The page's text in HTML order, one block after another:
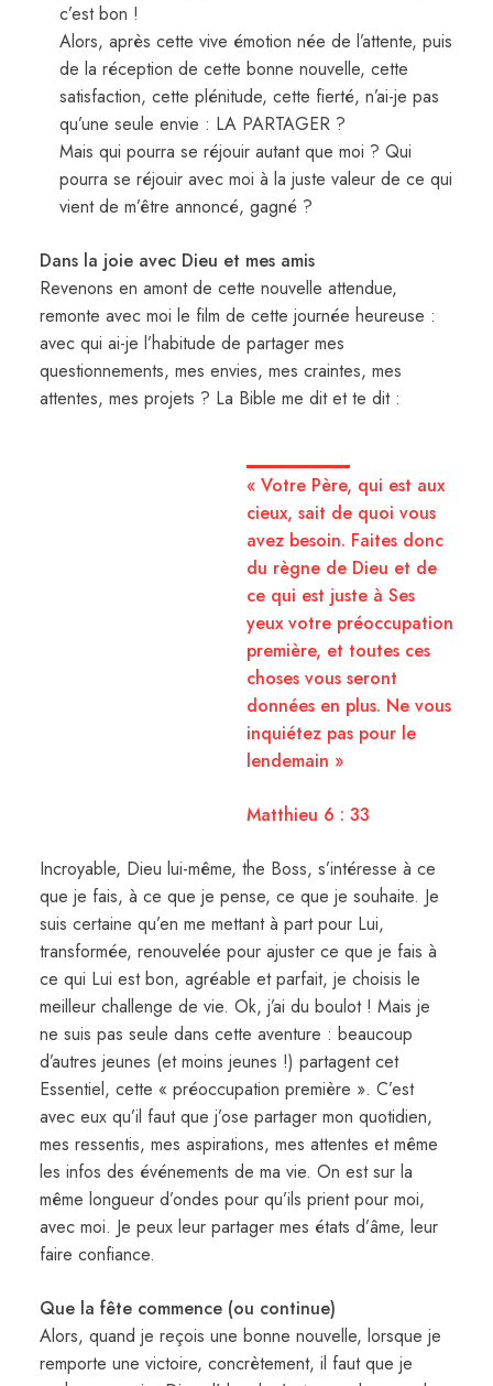
c’est bon !
Alors, après cette vive émotion née de l’attente, puis
de la réception de cette bonne nouvelle, cette
satisfaction, cette plénitude, cette fierté, n’ai-je pas
qu’une seule envie : LA PARTAGER ?
Mais qui pourra se réjouir autant que moi ? Qui
pourra se réjouir avec moi à la juste valeur de ce qui
vient de m’être annoncé, gagné ?
Dans la joie avec Dieu et mes amis
Revenons en amont de cette nouvelle attendue,
remonte avec moi le film de cette journée heureuse :
avec qui ai-je l’habitude de partager mes
questionnements, mes envies, mes craintes, mes
attentes, mes projets ? La Bible me dit et te dit :
« Votre Père, qui est aux
cieux, sait de quoi vous
avez besoin. Faites donc
du règne de Dieu et de
ce qui est juste à Ses
yeux votre préoccupation
première, et toutes ces
choses vous seront
données en plus. Ne vous
inquiétez pas pour le
lendemain »
Matthieu 6 : 33
Incroyable, Dieu lui-même, the Boss, s’intéresse à ce
que je fais, à ce que je pense, ce que je souhaite. Je
suis certaine qu’en me mettant à part pour Lui,
transformée, renouvelée pour ajuster ce que je fais à
ce qui Lui est bon, agréable et parfait, je choisis le
meilleur challenge de vie. Ok, j’ai du boulot ! Mais je
ne suis pas seule dans cette aventure : beaucoup
d’autres jeunes (et moins jeunes !) partagent cet
Essentiel, cette « préoccupation première ». C’est
avec eux qu’il faut que j’ose partager mon quotidien,
mes ressentis, mes aspirations, mes attentes et même
les infos des événements de ma vie. On est sur la
même longueur d’ondes pour qu’ils prient pour moi,
avec moi. Je peux leur partager mes états d’âme, leur
faire confiance.
Que la fête commence (ou continue)
Alors, quand je reçois une bonne nouvelle, lorsque je
remporte une victoire, concrètement, il faut que je